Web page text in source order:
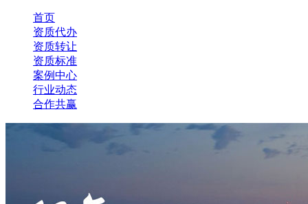
首页
资质代办
资质转让
资质标准
案例中心
行业动态
合作共赢